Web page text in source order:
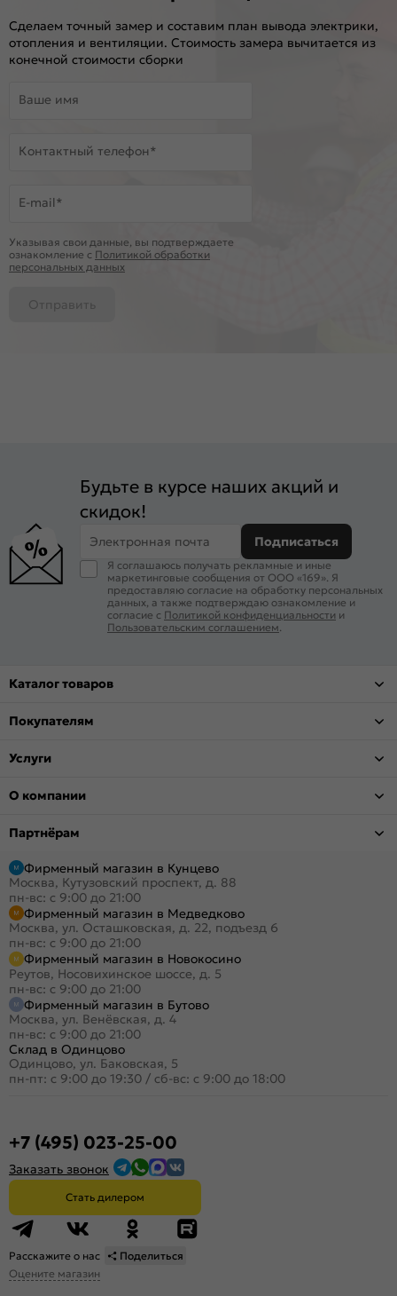
Сделаем точный замер и составим план вывода электрики,
отопления и вентиляции. Стоимость замера вычитается из
конечной стоимости сборки
Ваше имя
Контактный телефон*
E-mail*
Указывая свои данные, вы подтверждаете
ознакомление c Политикой обработки
персональных данных
Отправить
Будьте в курсе наших акций и
скидок!
Электронная почта Подписаться
Я соглашаюсь получать рекламные и иные
маркетинговые сообщения от ООО «169». Я
предоставляю согласие на обработку персональных
данных, а также подтверждаю ознакомление и
согласие с Политикой конфиденциальности и
Пользовательским соглашением.
Каталог товаров
Покупателям
Услуги
О компании
Партнёрам
Фирменный магазин в Кунцево
Москва, Кутузовский проспект, д. 88
пн-вс: с 9:00 до 21:00
Фирменный магазин в Медведково
Москва, ул. Осташковская, д. 22, подъезд 6
пн-вс: с 9:00 до 21:00
Фирменный магазин в Новокосино
Реутов, Носовихинское шоссе, д. 5
пн-вс: с 9:00 до 21:00
Фирменный магазин в Бутово
Москва, ул. Венёвская, д. 4
пн-вс: с 9:00 до 21:00
Склад в Одинцово
Одинцово, ул. Баковская, 5
пн-пт: с 9:00 до 19:30 / сб-вс: с 9:00 до 18:00
+7 (495) 023-25-00
Заказать звонок
Стать дилером
Расскажите о нас
Поделиться
Оцените магазин